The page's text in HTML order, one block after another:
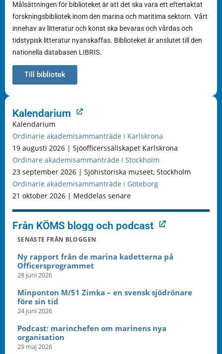
Målsättningen för biblioteket är att det ska vara ett eftertaktat
forskningsbibliotek inom den marina och maritima sektorn. Vårt
innehav av litteratur och konst ska bevaras och vårdas och
tidstypisk litteratur nyanskaffas. Biblioteket är anslutet till den
nationella databasen LIBRIS.
Till bibliotek
Kalendarium
Kalendarium
Ordinarie akademisammanträde i Karlskrona
19 augusti 2026 | Sjöofficerssällskapet Karlskrona
Ordinare akademisammanträde i Stockholm
23 september 2026 | Sjöhistoriska museet, Stockholm
Ordinarie akademisammanträde i Göteborg
21 oktober 2026 | Meddelas senare
Från KÖMS blogg och podcast
SENASTE FRÅN BLOGGEN
Ny rapport från de marina kadetterna på
Officersprogrammet
28 juni 2026
Minponton M/51 Zimka – en svensk sjödrönare
före sin tid
24 juni 2026
Podcast: marinchefen om marinens nya
organisation
29 maj 2026